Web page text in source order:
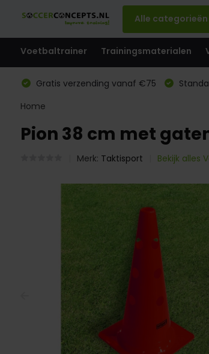
Alle categorieën
Voetbaltrainer Trainingsmaterialen
Gratis verzending vanaf €75
Home
Pion 38 cm met
Merk: Taktisport Bekijk alles